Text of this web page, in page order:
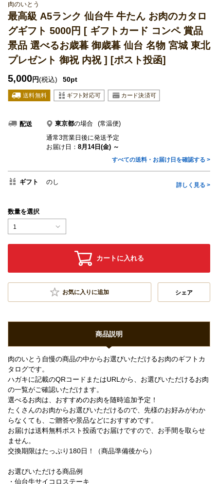
肉のいとう
最高級 A5ランク 仙台牛 牛たん お肉のカタロ
グギフト 5000円 [ ギフトカード コンペ 賞品
景品 選べるお歳暮 御歳暮 仙台 名物 宮城 東北
プレゼント 御祝 内祝 ] [ポスト投函]
5,000円(税込) 50pt
配送 東京都の場合
(常温便)
通常3営業日後に発送予定
お届け日： 8月14日(金) ～
すべての送料・お届け日を確認する >
ギフト のし 詳しく見る >
数量を選択
1
カートに入れる
お気に入りに追加 シェア
商品説明
肉のいとう自慢の商品の中からお選びいただけるお肉のギフトカ
タログです。
ハガキに記載のQRコードまたはURLから、お選びいただけるお肉
の一覧がご確認いただけます。
選べるお肉は、おすすめのお肉を随時追加予定！
たくさんのお肉からお選びいただけるので、先様のお好みがわか
らなくても、ご贈答や景品などにおすすめです。
お届けは送料無料ポスト投函でお届けですので、お手間を取らせ
ません。
交換期限はたっぷり180日！（商品準備後から）
お選びいただける商品例
・仙台牛サイコロステーキ